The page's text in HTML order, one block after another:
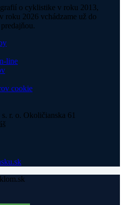
o cyklistike v roku 2013,
roku 2026 vchádzame už do
line
cookie
r. o. Okoličianska 61